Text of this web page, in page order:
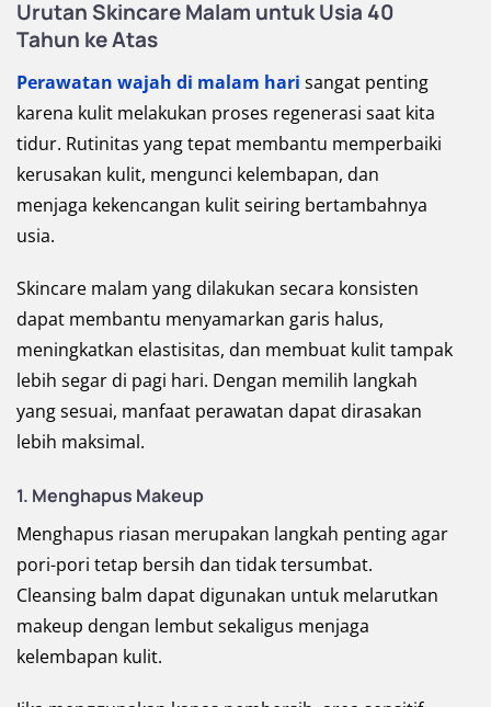
Urutan Skincare Malam untuk Usia 40
Tahun ke Atas
Perawatan wajah di malam hari sangat penting
karena kulit melakukan proses regenerasi saat kita
tidur. Rutinitas yang tepat membantu memperbaiki
kerusakan kulit, mengunci kelembapan, dan
menjaga kekencangan kulit seiring bertambahnya
usia.
Skincare malam yang dilakukan secara konsisten
dapat membantu menyamarkan garis halus,
meningkatkan elastisitas, dan membuat kulit tampak
lebih segar di pagi hari. Dengan memilih langkah
yang sesuai, manfaat perawatan dapat dirasakan
lebih maksimal.
1. Menghapus Makeup
Menghapus riasan merupakan langkah penting agar
pori-pori tetap bersih dan tidak tersumbat.
Cleansing balm dapat digunakan untuk melarutkan
makeup dengan lembut sekaligus menjaga
kelembapan kulit.